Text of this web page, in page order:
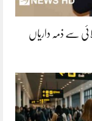
سے ذمہ داریاں